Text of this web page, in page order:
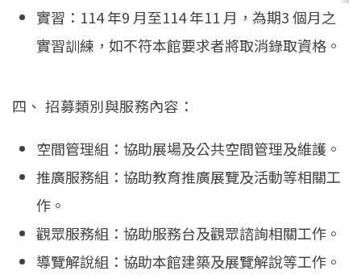
實習：114 年9 月至114 年11 月，為期3 個月之
實習訓練，如不符本館要求者將取消錄取資格。
四、 招募類別與服務內容：
空間管理組：協助展場及公共空間管理及維護。
推廣服務組：協助教育推廣展覽及活動等相關工
作。
觀眾服務組：協助服務台及觀眾諮詢相關工作。
導覽解說組：協助本館建築及展覽解說等工作。